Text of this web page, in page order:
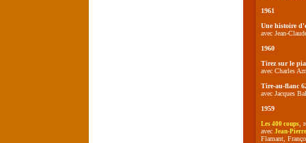
1961
Une histoire
avec Jean-
1960
Tirez sur le
avec Charles
Tire-au-flanc
avec Jacques
1959
Les 400 coups ,
avec Jean-
Flamant,